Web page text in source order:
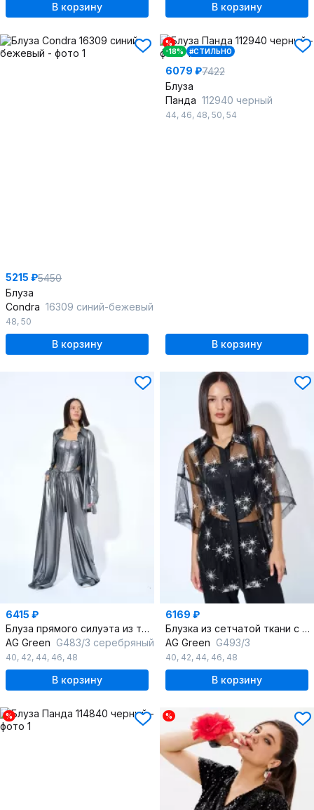
В корзину В корзину
5215 ₽5450
Блуза
Condra 16309 синий-бежевый
48, 50
В корзину
%
-18%
#СТИЛЬНО
6079 ₽7422
Блуза
Панда 112940 черный
44, 46, 48, 50, 54
В корзину
6415 ₽
Блуза прямого силуэта из трикотажа с фигурным низом
AG Green G483/3 серебряный
40, 42, 44, 46, 48
В корзину
6169 ₽
Блузка из сетчатой ткани с воротником и воланами
AG Green G493/3
40, 42, 44, 46, 48
В корзину
% %